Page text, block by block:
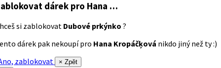
dárek pro Hana …
si zablokovat Dubové prkýnko ?
dárek pak nekoupí pro Hana Kropáčķová nikdo jiný než ty :)
zablokovat
× Zpět